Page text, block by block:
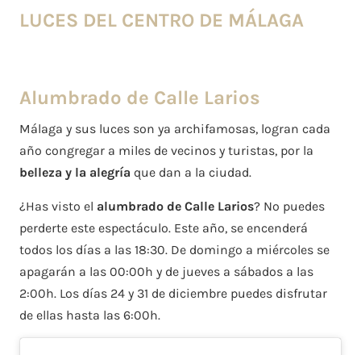
LUCES DEL CENTRO DE MÁLAGA
Alumbrado de Calle Larios
Málaga y sus luces son ya archifamosas, logran cada
año congregar a miles de vecinos y turistas, por la
belleza y la alegría que dan a la ciudad.
¿Has visto el alumbrado de Calle Larios? No puedes
perderte este espectáculo. Este año, se encenderá
todos los días a las 18:30. De domingo a miércoles se
apagarán a las 00:00h y de jueves a sábados a las
2:00h. Los días 24 y 31 de diciembre puedes disfrutar
de ellas hasta las 6:00h.